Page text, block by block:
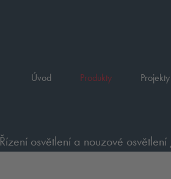
Úvod Produkty
Řízení osvětlení a nouzové osvětlení